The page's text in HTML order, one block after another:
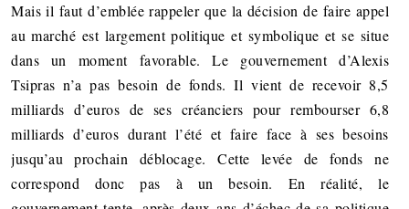
Mais il faut d’emblée rappeler que la décision de faire appel
au marché est largement politique et symbolique et se situe
dans un moment favorable. Le gouvernement d’Alexis
Tsipras n’a pas besoin de fonds. Il vient de recevoir 8,5
milliards d’euros de ses créanciers pour rembourser 6,8
milliards d’euros durant l’été et faire face à ses besoins
jusqu’au prochain déblocage. Cette levée de fonds ne
correspond donc pas à un besoin. En réalité, le